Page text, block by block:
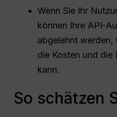
Wenn Sie Ihr
können Ihre API-
abgelehnt werden,
die Kosten und die
kann.
So schätzen